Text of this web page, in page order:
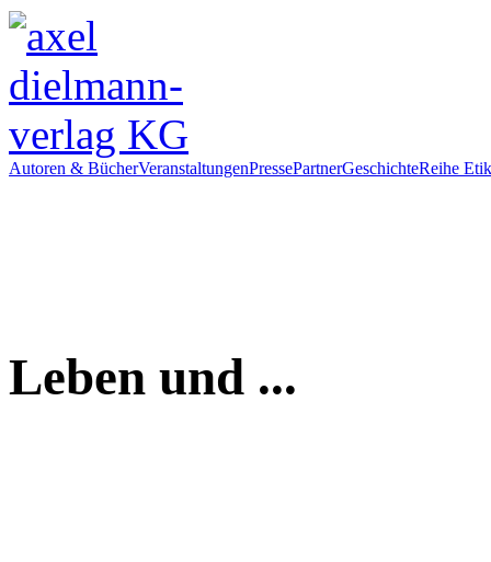
Autoren & BücherVeranstaltungenPressePartnerGeschichteReihe
Leben und ...